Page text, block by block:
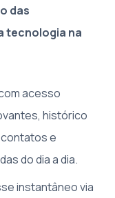
das
tecnologia na
acesso
histórico
e
do dia a dia.
instantâneo via